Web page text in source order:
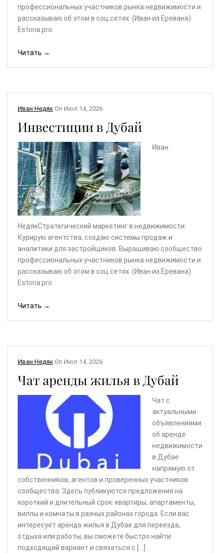
профессиональных участников рынка недвижимости и
рассказываю об этом в соц.сетях. (Иван из Еревана)
Estoria.pro
Читать →
Иван Недяк On Июл 14, 2026
Инвестиции в Дубай
Иван
НедякСтратегический маркетинг в недвижимости.
Курирую агентства, создаю системы продаж и
аналитики для застройщиков. Выращиваю сообщество
профессиональных участников рынка недвижимости и
рассказываю об этом в соц.сетях. (Иван из Еревана)
Estoria.pro
Читать →
Иван Недяк On Июл 14, 2026
Чат аренды жилья в Дубай
Чат с
актуальными
объявлениями
об аренде
недвижимости
в Дубае
напрямую от
собственников, агентов и проверенных участников
сообщества. Здесь публикуются предложения на
короткий и длительный срок: квартиры, апартаменты,
виллы и комнаты в разных районах города. Если вас
интересует аренда жилья в Дубае для переезда,
отдыха или работы, вы сможете быстро найти
подходящий вариант и связаться с […]